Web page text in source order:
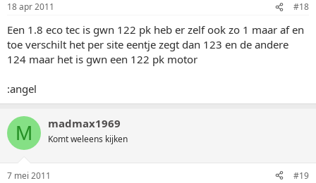
18 apr 2011 #18
Een 1.8 eco tec is gwn 122 pk heb er zelf ook zo 1 maar af en
toe verschilt het per site eentje zegt dan 123 en de andere
124 maar het is gwn een 122 pk motor
:angel
M madmax1969
Komt weleens kijken
7 mei 2011 #19